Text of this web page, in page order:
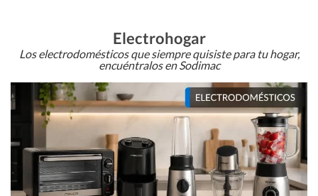
Electrohogar
Los electrodomésticos que siempre quisiste para tu hogar,
encuéntralos en Sodimac